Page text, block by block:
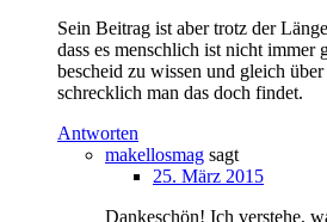
Sein Beitrag ist aber trotz der
dass es menschlich ist nicht immer
bescheid zu wissen und gleich
schrecklich man das doch findet.
Antworten
makellosmag sagt
25. März 2015
Dankeschön! Ich verstehe,